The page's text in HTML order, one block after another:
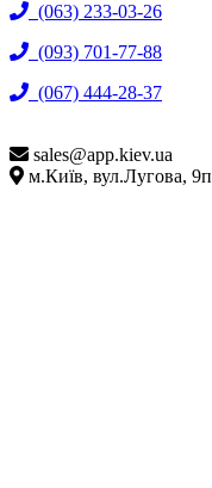
(063) 233-03-26
(093) 701-77-88
(067) 444-28-37
sales@app.kiev.ua
м.Київ, вул.Лугова, 9п